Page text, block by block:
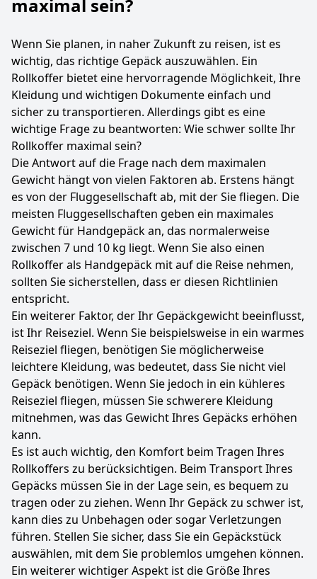
maximal sein?
Wenn Sie planen, in naher Zukunft zu reisen, ist es
wichtig, das richtige Gepäck auszuwählen. Ein
Rollkoffer bietet eine hervorragende Möglichkeit, Ihre
Kleidung und wichtigen Dokumente einfach und
sicher zu transportieren. Allerdings gibt es eine
wichtige Frage zu beantworten: Wie schwer sollte Ihr
Rollkoffer maximal sein?
Die Antwort auf die Frage nach dem maximalen
Gewicht hängt von vielen Faktoren ab. Erstens hängt
es von der Fluggesellschaft ab, mit der Sie fliegen. Die
meisten Fluggesellschaften geben ein maximales
Gewicht für Handgepäck an, das normalerweise
zwischen 7 und 10 kg liegt. Wenn Sie also einen
Rollkoffer als Handgepäck mit auf die Reise nehmen,
sollten Sie sicherstellen, dass er diesen Richtlinien
entspricht.
Ein weiterer Faktor, der Ihr Gepäckgewicht beeinflusst,
ist Ihr Reiseziel. Wenn Sie beispielsweise in ein warmes
Reiseziel fliegen, benötigen Sie möglicherweise
leichtere Kleidung, was bedeutet, dass Sie nicht viel
Gepäck benötigen. Wenn Sie jedoch in ein kühleres
Reiseziel fliegen, müssen Sie schwerere Kleidung
mitnehmen, was das Gewicht Ihres Gepäcks erhöhen
kann.
Es ist auch wichtig, den Komfort beim Tragen Ihres
Rollkoffers zu berücksichtigen. Beim Transport Ihres
Gepäcks müssen Sie in der Lage sein, es bequem zu
tragen oder zu ziehen. Wenn Ihr Gepäck zu schwer ist,
kann dies zu Unbehagen oder sogar Verletzungen
führen. Stellen Sie sicher, dass Sie ein Gepäckstück
auswählen, mit dem Sie problemlos umgehen können.
Ein weiterer wichtiger Aspekt ist die Größe Ihres